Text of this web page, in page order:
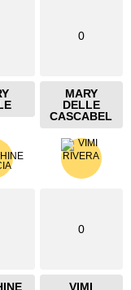
0
MARY
DELLE
CASCABEL
0
VIMI